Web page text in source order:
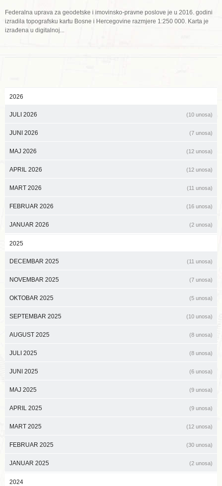
Federalna uprava za geodetske i imovinsko-pravne poslove je u 2016. godini
izradila topografsku kartu Bosne i Hercegovine razmjere 1:250 000. Karta je
izrađena u digitalnoj...
2026
JULI 2026 (10 unosa)
JUNI 2026 (7 unosa)
MAJ 2026 (12 unosa)
APRIL 2026 (12 unosa)
MART 2026 (11 unosa)
FEBRUAR 2026 (16 unosa)
JANUAR 2026 (2 unosa)
2025
DECEMBAR 2025 (11 unosa)
NOVEMBAR 2025 (7 unosa)
OKTOBAR 2025 (5 unosa)
SEPTEMBAR 2025 (10 unosa)
AUGUST 2025 (8 unosa)
JULI 2025 (8 unosa)
JUNI 2025 (6 unosa)
MAJ 2025 (9 unosa)
APRIL 2025 (9 unosa)
MART 2025 (12 unosa)
FEBRUAR 2025 (30 unosa)
JANUAR 2025 (2 unosa)
2024